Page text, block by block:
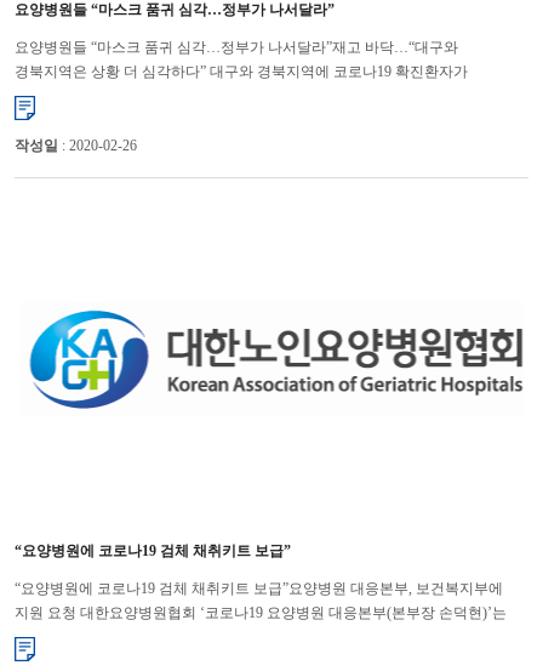
요양병원들 “마스크 품귀 심각…정부가 나서달라”
요양병원들 “마스크 품귀 심각…정부가 나서달라”재고 바닥…“대구와
경북지역은 상황 더 심각하다” 대구와 경북지역에 코로나19 확진환자가
집중적으로 발생하고 있는 상황에서 의료기관들은 마스크를 구할 수 없어 ...
작성일 : 2020-02-26
“요양병원에 코로나19 검체 채취키트 보급”
“요양병원에 코로나19 검체 채취키트 보급”요양병원 대응본부, 보건복지부에
지원 요청 대한요양병원협회 ‘코로나19 요양병원 대응본부(본부장 손덕현)’는
코로나19 검체 채취키트를 전국 요양병원에 우선 보급해 감염 ...